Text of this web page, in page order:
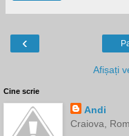
‹
Afișați
Cine scrie
Andi
Craiova,